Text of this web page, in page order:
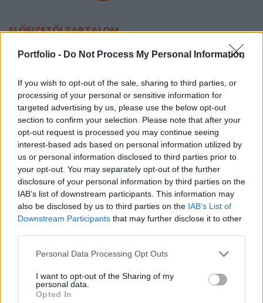
Portfolio - Do Not Process My Personal Information
If you wish to opt-out of the sale, sharing to third parties, or
processing of your personal or sensitive information for
targeted advertising by us, please use the below opt-out
section to confirm your selection. Please note that after your
opt-out request is processed you may continue seeing
interest-based ads based on personal information utilized by
us or personal information disclosed to third parties prior to
your opt-out. You may separately opt-out of the further
disclosure of your personal information by third parties on the
IAB’s list of downstream participants. This information may
also be disclosed by us to third parties on the IAB’s List of
Downstream Participants that may further disclose it to other
Personal Data Processing Opt Outs
I want to opt-out of the Sharing of my
personal data.
Opted In
ELŐFIZETŐI TARTALOM
Bennfentes személyek
részvénytranzakciói
Portfolio
2000. szeptember 08. 07:54
Gyulainé Zsóka Zsófia, az OTP Bank Rt.
felügyelôbizottságának tagja
2000. augusztus 31-én 1000 db OTP törzsrészvényt adott
el 15,500 Ft-os árfolyamon az OTP Értékpapír Rt.
közreműködésével. Hári Gyuláné, a Magyar
Külkereskedelmi Bank Rt. alkalmazottja 2000. szeptember
árfolyamon, az MKB Értékpapír és Befektetési Rt.
közreműködésével.